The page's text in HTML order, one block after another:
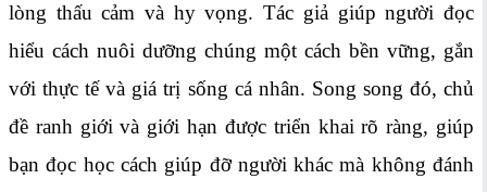
lòng thấu cảm và hy vọng. Tác giả giúp người đọc
hiểu cách nuôi dưỡng chúng một cách bền vững, gắn
với thực tế và giá trị sống cá nhân. Song song đó, chủ
đề ranh giới và giới hạn được triển khai rõ ràng, giúp
bạn đọc học cách giúp đỡ người khác mà không đánh